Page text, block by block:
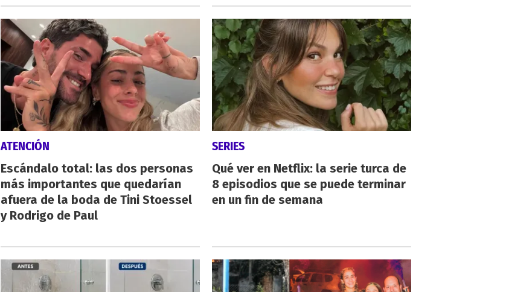
ATENCIÓN
Escándalo total: las dos personas
más importantes que quedarían
afuera de la boda de Tini Stoessel
y Rodrigo de Paul
SERIES
Qué ver en Netflix: la serie turca de
8 episodios que se puede terminar
en un fin de semana